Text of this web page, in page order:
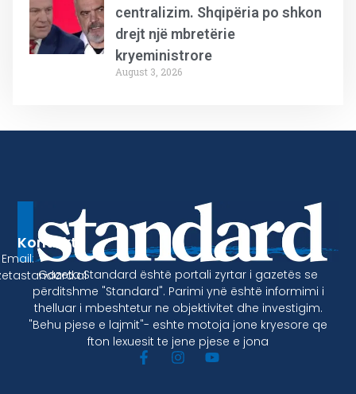
centralizim. Shqipëria po shkon
drejt një mbretërie
kryeministrore
August 3, 2026
Gazeta Standard është portali zyrtar i gazetës se
përditshme "Standard". Parimi ynë është informimi i
thelluar i mbeshtetur ne objektivitet dhe investigim.
"Behu pjese e lajmit"- eshte motoja jone kryesore qe
fton lexuesit te jene pjese e jona
Kontakt
Email: